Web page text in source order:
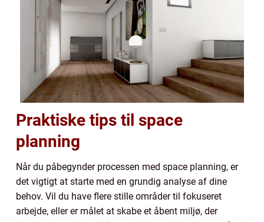
Praktiske tips til space
planning
Når du påbegynder processen med space planning, er
det vigtigt at starte med en grundig analyse af dine
behov. Vil du have flere stille områder til fokuseret
arbejde, eller er målet at skabe et åbent miljø, der